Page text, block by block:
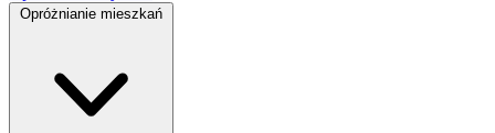
Opróżnianie mieszkań